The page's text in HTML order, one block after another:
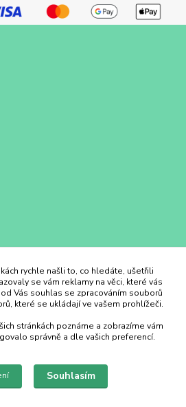
rychle našli to, co hledáte, ušetřili
se vám reklamy na věci, které vás
Vás souhlas se zpracováním souborů
které se ukládají ve vašem prohlížeči.
stránkách poznáme a zobrazíme vám
správně a dle vašich preferencí.
Souhlasím